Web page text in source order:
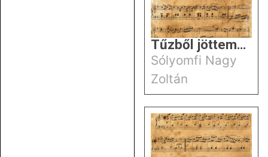
Tűzből jöttem…
Sólyomfi Nagy
Zoltán